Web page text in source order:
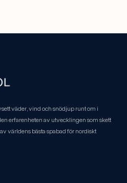
väder, vind och snödjup runt om i
erfarenheten av utvecklingen som skett
världens bästa spabad för nordiskt